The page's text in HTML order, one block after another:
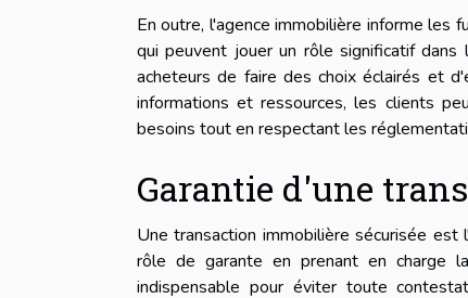
En outre, l'agence immobilière informe les
qui peuvent jouer un rôle significatif
acheteurs de faire des choix éclairés et
informations et ressources, les clients
besoins tout en respectant les
Garantie d'une
Une transaction immobilière sécurisée
rôle de garante en prenant en charge
indispensable pour éviter toute